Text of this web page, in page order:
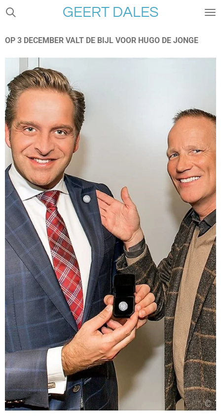
Ga
de
hoofdinhoud
GEERT DALES
OP 3 DECEMBER VALT DE BIJL VOOR HUGO DE JONGE